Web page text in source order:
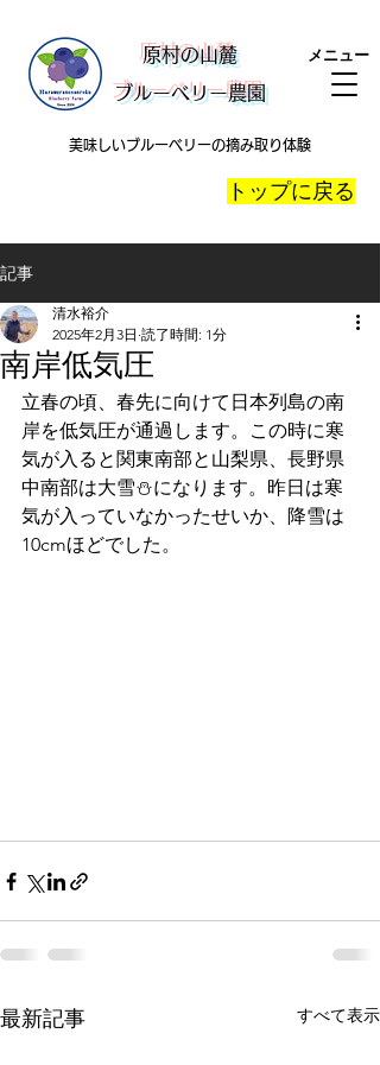
​原村の山麓
ブルーベリー農園
メニュー
美味しいブルーベリーの摘み取り体験
​トップに戻る
記事
南岸低気圧
清水裕介
2025年2月3日 読了時間: 1分
立春の頃、春先に向けて日本列島の南
岸を低気圧が通過します。この時に寒
気が入ると関東南部と山梨県、長野県
中南部は大雪⛄️になります。昨日は寒
気が入っていなかったせいか、降雪は
10cmほどでした。
最新記事 すべて表示